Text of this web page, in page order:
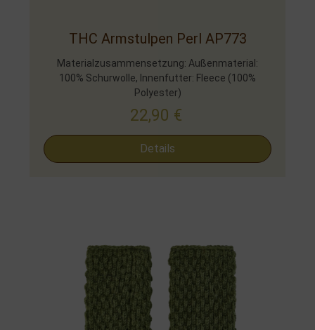
THC Armstulpen Perl AP773
Materialzusammensetzung: Außenmaterial:
100% Schurwolle, Innenfutter: Fleece (100%
Polyester)
22,90 €
Details